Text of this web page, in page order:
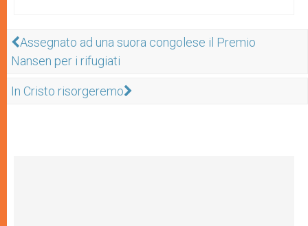
Assegnato ad una suora congolese il Premio
Nansen per i rifugiati
In Cristo risorgeremo